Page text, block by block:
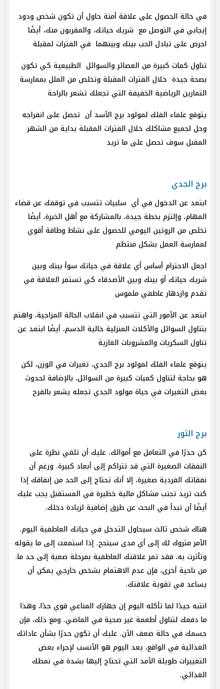
في حالة الحصول على علاقة أمنة حاول أن تكون شخص ودود
إيجابي في التوصل مع شريك حياتك، والمقربون منك، أيضًا
احرص على تبادل الحب بينك وبينهما في الفترات لمقبلة
تناول كمات كبيرة من العصائر والسوائل الطبيعية كي تكون
بصحة جيدة خلال الفترات المقبلة وتخلص من الملل بممارسة
التمارين الرياضية الخفيفة التي تجعلك تشعر بالراحة
يتوقع علماء الفلك لمولود برج الأسد أن تحصل على انفراجه
وحل لجميع مشاكلك خلال الفترات المقبلة بداية من الشهر
المقبل سوف تحصل على ما تريد
برج الجدي
ابتعد عن الدخول في أي سلبيات تتسبب في توقفك عن قضاء
المهام، وإلتزم بخطة جيدة، بالمشاركة مع أهل الخبرة، أيضًا
تخلص من الروتين اليومي للحصول على نشاط وطاقة أقوي
لممارسة العمل بشكل منتظم
اجعل الاحترام أساس أي علاقة في حياتك سوأ بينك وبين
شريك حياتك أو بينك وبين الأصدقاء كي تستمر العلاقة في
تقدم وازدهار عاطفي ملموس
ابتعد عن الأمور التي تتسبب في انقلاب الحالة المزاجية، واهتم
بتناول السوائل والأكلات المنزلية خالية الدسم، أيضًا ابتعد عن
تناول السكريات والمشروبات الغازية
يتوقع علماء الفلك لمولود برج الجدي، تغيرات في الوزن، لكن
هو بحاجة لتناول كميات كبيرة من السوائل، بالإضافة لحدوث
بعض التغيرات في حياة مولود الجدي تجعله يشعر بالفرح
برج الثور
كن حذرًا في التعامل مع أموالك. عليك أن تلقي نظرة على
النفقات الصغيرة التي قد تتراكم إلى أبعاد كبيرة. ورغم أن
نفقاتك الفردية صغيرة، إلا أنك تحتاج إلى الحد من إنفاقك إذا
كنت تريد تجنب مشاكل مالية خطيرة في المستقبل يجب عليك
أيضًا أن تبدأ في البحث عن طرق إضافية لزيادة دخلك.
هناك شخص ثالث سيحاول التدخل في حياتك العاطفية اليوم.
الأمر متروك لك إلى أي مدى سينجح. إذا استمعت إلى ما يقوله
وتأثرت به، فقد تمر علاقتك العاطفية بمرحلة صعبة إلى حد ما.
من ناحية أخرى، فإن عدم الاهتمام بشخص خارجي يمكن أن
يساعد في تقوية علاقتك.
انتبه جيدًا لما تأكله اليوم إن جهازك المناعي قوي جدًا، وهذا
ما دفعك لتناول أطعمة غير صحية في الماضي. ومع ذلك، فإن
جسمك في حالة ضعف الآن. عليك أن تكون حذرًا بشأن عاداتك
الغذائية في الواقع، يعد اليوم هو الأنسب لإجراء بعض
التغييرات طويلة الأمد التي تحتاج إليها بشدة في نمطك
الغذائي.